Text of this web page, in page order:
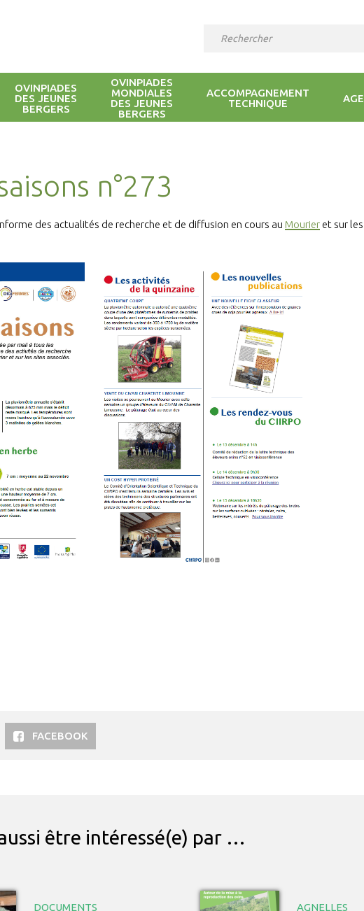
OVINPIADES
DES JEUNES
BERGERS
OVINPIADES
MONDIALES
DES JEUNES
BERGERS
ACCOMPAGNEMENT
TECHNIQUE
n°273
des actualités de recherche et de diffusion en cours au Mourier et sur
FACEBOOK
être intéressé(e) par …
DOCUMENTS
AGNELLES